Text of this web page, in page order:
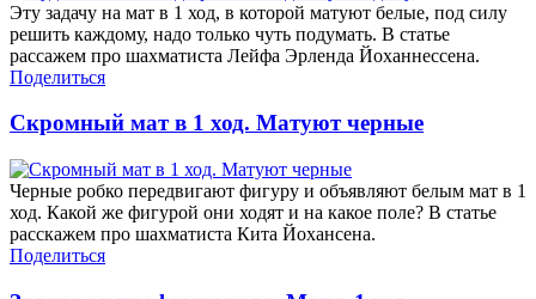
Эту задачу на мат в 1 ход, в которой матуют белые, под силу
решить каждому, надо только чуть подумать. В статье
рассажем про шахматиста Лейфа Эрленда Йоханнессена.
Поделиться
Скромный мат в 1 ход. Матуют черные
Черные робко передвигают фигуру и объявляют белым мат в 1
ход. Какой же фигурой они ходят и на какое поле? В статье
расскажем про шахматиста Кита Йохансена.
Поделиться